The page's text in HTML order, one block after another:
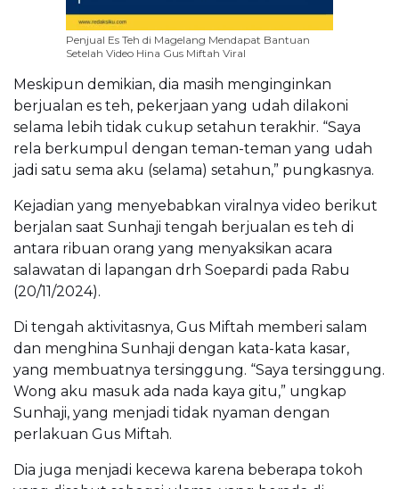
Penjual Es Teh di Magelang Mendapat Bantuan
Setelah Video Hina Gus Miftah Viral
Meskipun demikian, dia masih menginginkan
berjualan es teh, pekerjaan yang udah dilakoni
selama lebih tidak cukup setahun terakhir. “Saya
rela berkumpul dengan teman-teman yang udah
jadi satu sema aku (selama) setahun,” pungkasnya.
Kejadian yang menyebabkan viralnya video berikut
berjalan saat Sunhaji tengah berjualan es teh di
antara ribuan orang yang menyaksikan acara
salawatan di lapangan drh Soepardi pada Rabu
(20/11/2024).
Di tengah aktivitasnya, Gus Miftah memberi salam
dan menghina Sunhaji dengan kata-kata kasar,
yang membuatnya tersinggung. “Saya tersinggung.
Wong aku masuk ada nada kaya gitu,” ungkap
Sunhaji, yang menjadi tidak nyaman dengan
perlakuan Gus Miftah.
Dia juga menjadi kecewa karena beberapa tokoh